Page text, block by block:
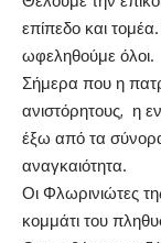
επίπεδο και
ωφεληθούμε όλοι.
Σήμερα που η
ανιστόρητους, η
έξω από τα σύνορα
αναγκαιότητα.
Οι Φλωρινιώτες
κομμάτι του